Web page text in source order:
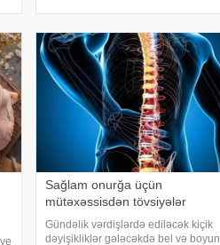
Sağlam onurğa üçün
mütəxəssisdən tövsiyələr
Gündəlik vərdişlərdə ediləcək kiçik
dəyişikliklər gələcəkdə bel və boyun